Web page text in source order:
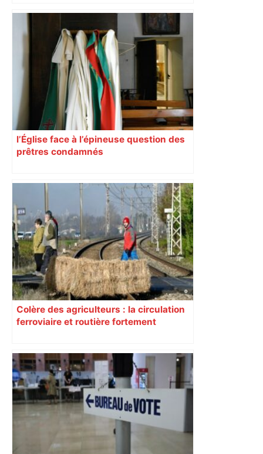
l’Église face à l’épineuse question des
prêtres condamnés
Colère des agriculteurs : la circulation
ferroviaire et routière fortement